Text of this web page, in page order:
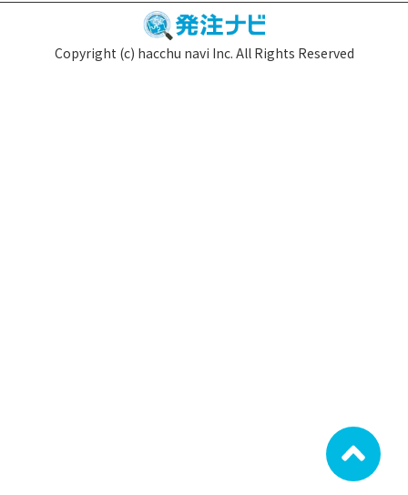
Copyright (c) hacchu navi Inc. All Rights Reserved